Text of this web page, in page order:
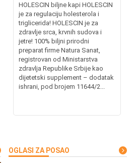
HOLESCIN biljne kapi HOLESCIN
je za regulaciju holesterola i
triglicerida! HOLESCIN je za
zdravlje srca, krvnih sudova i
jetre! 100% biljni prirodni
preparat firme Natura Sanat,
registrovan od Ministarstva
zdravlja Republike Srbije kao
dijetetski supplement – dodatak
ishrani, pod brojem 11644/2...
OGLASI ZA POSAO